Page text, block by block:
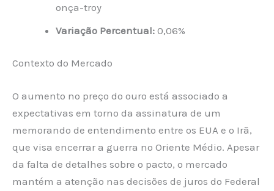
onça-troy
Variação Percentual: 0,06%
Contexto do Mercado
O aumento no preço do ouro está associado a
expectativas em torno da assinatura de um
memorando de entendimento entre os EUA e o Irã,
que visa encerrar a guerra no Oriente Médio. Apesar
da falta de detalhes sobre o pacto, o mercado
mantém a atenção nas decisões de juros do Federal